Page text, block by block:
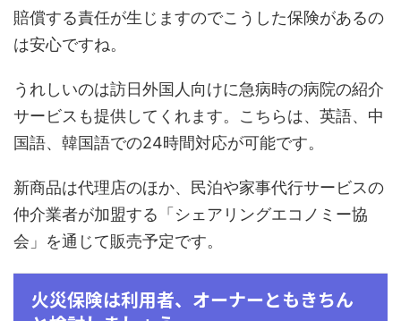
賠償する責任が生じますのでこうした保険があるの
は安心ですね。
うれしいのは訪日外国人向けに急病時の病院の紹介
サービスも提供してくれます。こちらは、英語、中
国語、韓国語での24時間対応が可能です。
新商品は代理店のほか、民泊や家事代行サービスの
仲介業者が加盟する「シェアリングエコノミー協
会」を通じて販売予定です。
火災保険は利用者、オーナーともきちん